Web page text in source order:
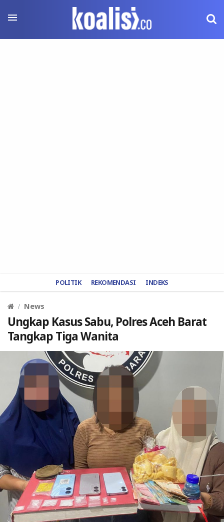
POLITIK REKOMENDASI INDEKS
News
Ungkap Kasus Sabu, Polres Aceh Barat
Tangkap Tiga Wanita